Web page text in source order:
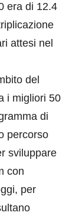
era di 12.4
attesi nel
del
i migliori 50
di
percorso
sviluppare
con
per